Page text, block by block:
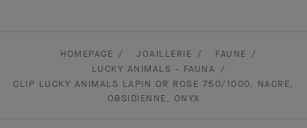
HOMEPAGE JOAILLERIE
FAUNE
LUCKY ANIMALS - FAUNA
CLIP LUCKY ANIMALS LAPIN OR ROSE 750/1000, NACRE,
OBSIDIENNE, ONYX